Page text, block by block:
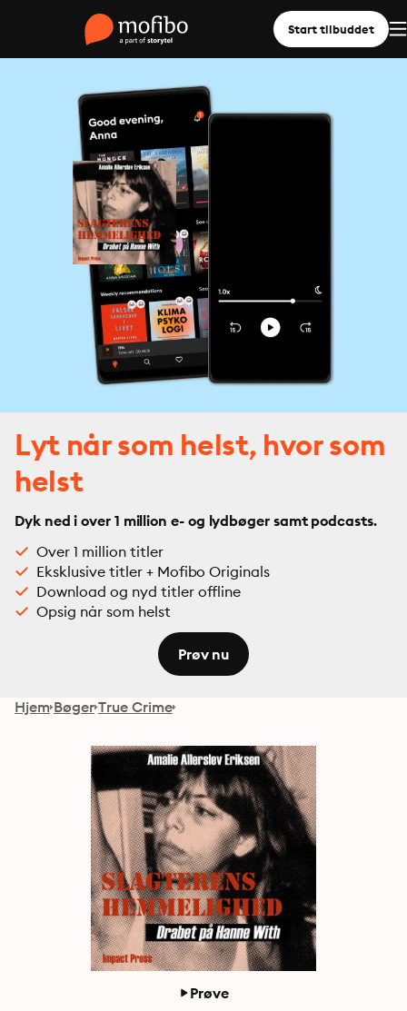
Start tilbuddet
Lyt når som helst, hvor som
helst
Dyk ned i over 1 million e- og lydbøger samt podcasts.
Over 1 million titler
Eksklusive titler + Mofibo Originals
Download og nyd titler offline
Opsig når som helst
Prøv nu
Hjem Bøger True Crime
Prøve